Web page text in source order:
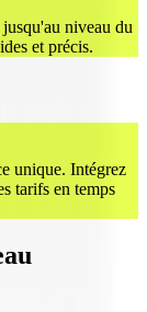
niveau du
et précis.
unique. Intégrez
tarifs en temps